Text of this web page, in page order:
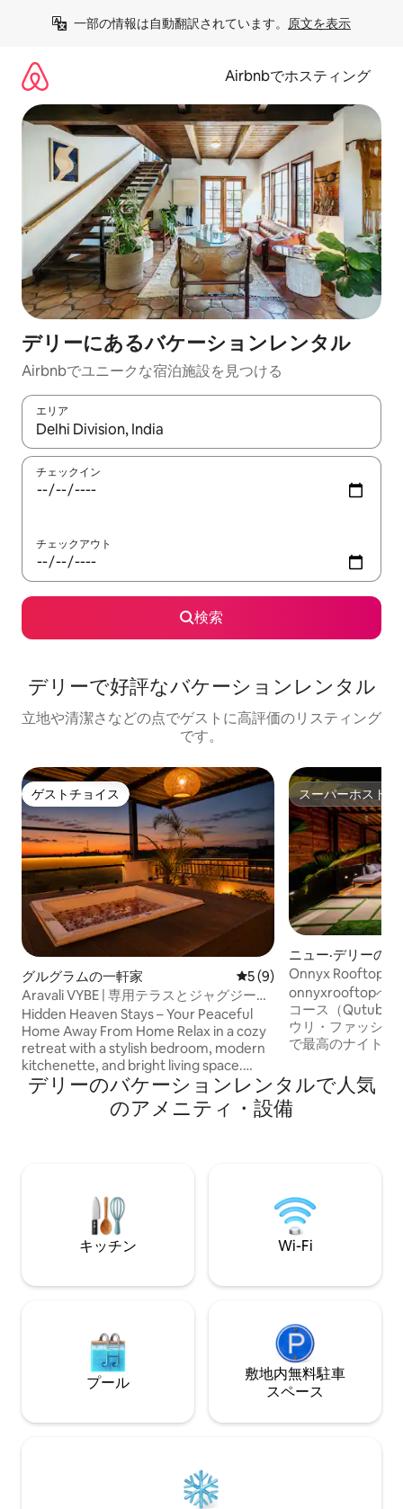
一部の情報は自動翻訳されています。 原文を表示
Airbnbでホスティング
デリーにあるバケーションレンタル
Airbnbでユニークな宿泊施設を見つける
エリア
検索結果が表示されたら、上下の矢印キーを使って移動するか
チェックイン
チェックアウト
検索
デリーで好評なバケーションレンタル
立地や清潔さなどの点でゲストに高評価のリスティング
です。
ゲストチョイス
ゲストチョイス
グルグラムの一軒家 レビュー9件、5つ星中5つ
5 (9)
Aravali VYBE | 専用テラスとジャグジー付
きのワンルーム
Hidden Heaven Stays – Your Peaceful
Home Away From Home Relax in a cozy
retreat with a stylish bedroom, modern
kitchenette, and bright living space.
Enjoy lush greenery through large
windows and unwind on the private
terrace with beautiful views of the
nature, and tranquility. Perfect for
couples & friends for a refreshing
escape from city life.
スーパーホスト
スーパーホスト
ニュー·デリーの
アム
Onnyx Rooftop -
なペントハウス
onnyxrooftopへようこそ ⛳️
コース（Qutub
ウリ・ファッショ
で最高のナイトラ
トロ 🛜 300Mbps
台 - H13/HEPA 🧺
オル 🙋🏻‍♂️管理人 -
けL字型ソファ 🚻
ー
デリーのバケーションレンタルで人気
のアメニティ・設備
キッチン Wi-Fi
プール
敷地内無料駐⁠車
ス⁠ペ⁠ー⁠ス